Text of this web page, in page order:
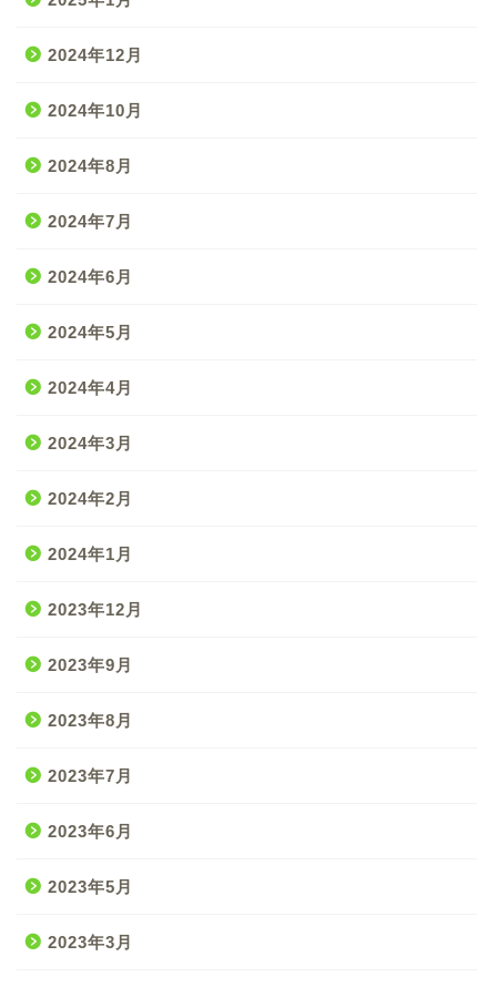
2024年12月
2024年10月
2024年8月
2024年7月
2024年6月
2024年5月
2024年4月
2024年3月
2024年2月
2024年1月
2023年12月
2023年9月
2023年8月
2023年7月
2023年6月
2023年5月
2023年3月